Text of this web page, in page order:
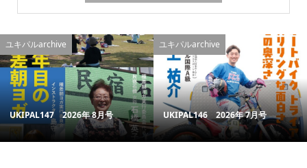
ユキパルarchive
UKIPAL147 2026年 8月号
ユキパルarchive
UKIPAL146 2026年 7月号